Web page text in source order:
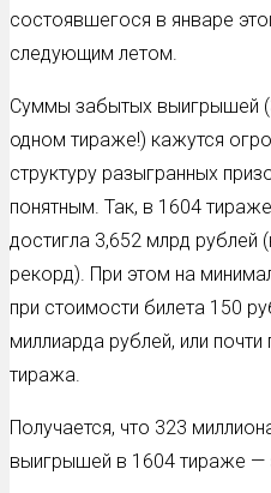
состоявшегося в январе
следующим летом.
Суммы забытых выигрышей
одном тираже!) кажутся
структуру разыгранных
понятным. Так, в 1604
достигла 3,652 млрд рублей
рекорд). При этом на
при стоимости билета 150
миллиарда рублей, или
тиража.
Получается, что 323
выигрышей в 1604 тираже —